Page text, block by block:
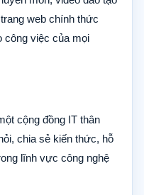
web chính thức
công việc của mọi
cộng đồng IT thân
chia sẻ kiến thức, hỗ
lĩnh vực công nghệ